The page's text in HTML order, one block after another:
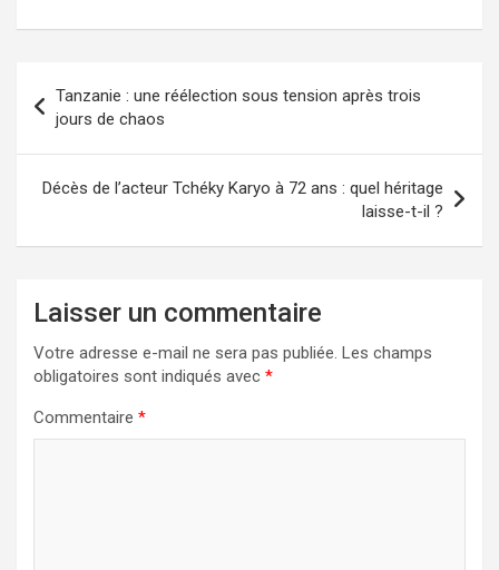
de
l’article
Tanzanie : une réélection sous tension après trois
jours de chaos
Décès de l’acteur Tchéky Karyo à 72 ans : quel héritage
laisse-t-il ?
Laisser un commentaire
Votre adresse e-mail ne sera pas publiée. Les champs
obligatoires sont indiqués avec *
Commentaire *